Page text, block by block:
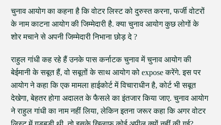
चुनाव आयोग का कहना है कि वोटर लिस्ट को दुरुस्त करना, फर्जी वोटरों
के नाम काटना आयोग की जिम्मेदारी है. क्या चुनाव आयोग कुछ लोगों के
शोर मचाने से अपनी जिम्मेदारी निभाना छोड़ दे ?
राहुल गांधी कह रहे हैं उनके पास कर्नाटक चुनाव में चुनाव आयोग की
बेईमानी के सबूत हैं, वो सबूतों के साथ आयोग को expose करेंगे. इस पर
आयोग ने कहा कि एक मामला हाईकोर्ट में विचाराधीन है, कोर्ट भी सबूत
देखेगा, बेहतर होगा अदालत के फैसले का इंतजार किया जाए. चुनाव आयोग
ने राहुल गांधी का नाम नहीं लिया, लेकिन इतना जरूर कहा कि अगर वोटर